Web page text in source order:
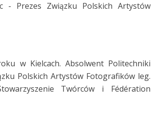
- Prezes Związku Polskich Artystów
w Kielcach. Absolwent Politechniki
Polskich Artystów Fotografików leg.
Twórców i Fédération